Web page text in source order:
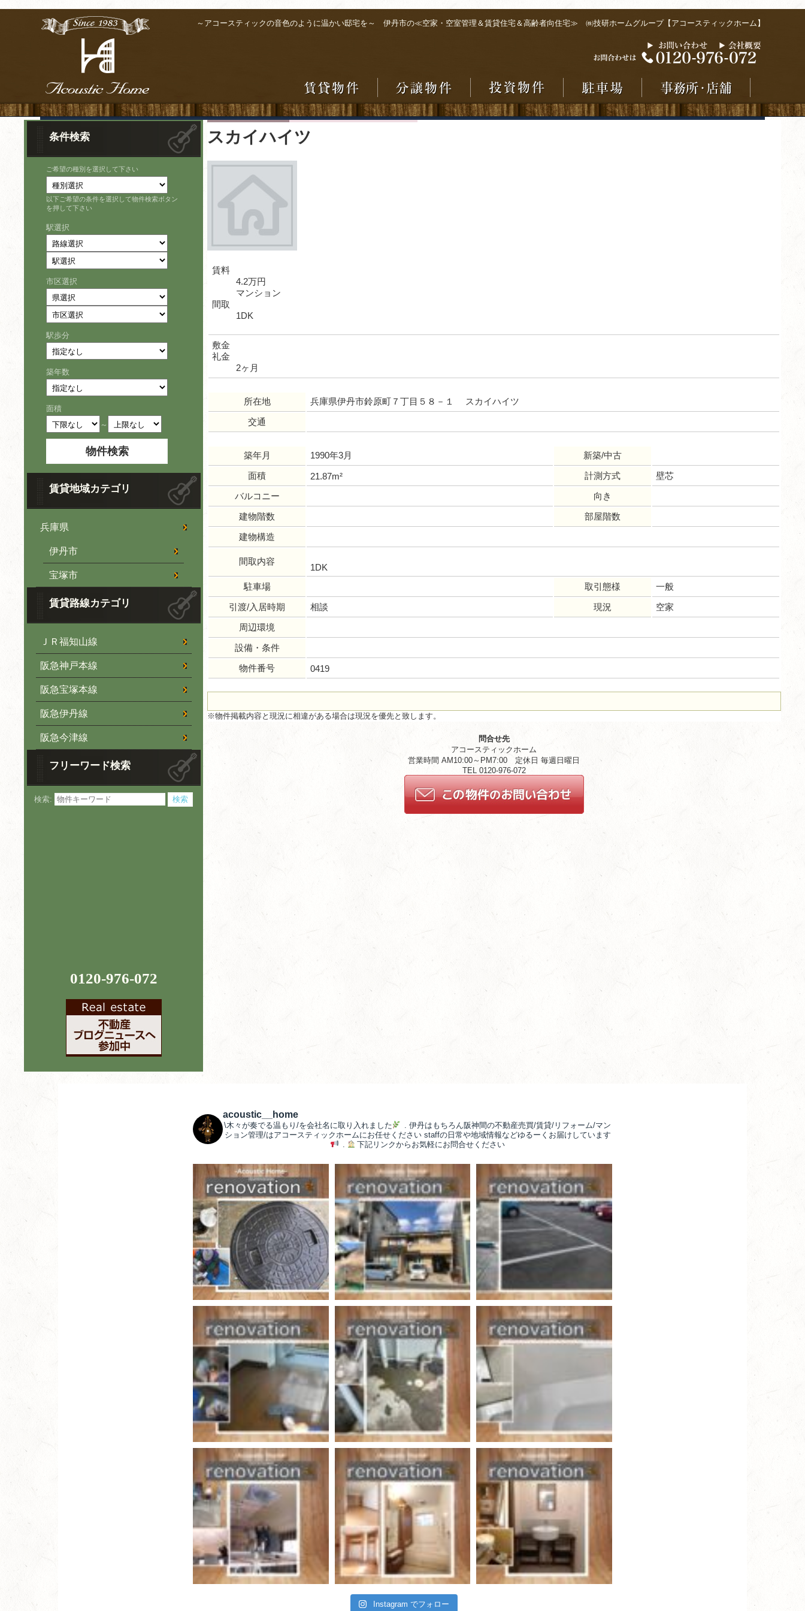
～アコースティックの音色のように温かい邸宅を～ 伊丹市の≪空家・空室管理＆賃貸住宅＆高齢者向住宅≫ ㈱技研ホームグループ【アコースティックホーム】
条件検索
ご希望の種別を選択して下さい
以下ご希望の条件を選択して物件検索ボタン
を押して下さい
駅選択
市区選択
駅歩分
築年数
面積
～
賃貸地域カテゴリ
兵庫県
伊丹市
宝塚市
賃貸路線カテゴリ
ＪＲ福知山線
阪急神戸本線
阪急宝塚本線
阪急伊丹線
阪急今津線
フリーワード検索
検索:
0120-976-072
スカイハイツ
賃料
4.2万円
マンション
間取
1DK
敷金
礼金
2ヶ月
所在地
兵庫県伊丹市鈴原町７丁目５８－１ スカイハイツ
交通
築年月 1990年3月
新築/中古
面積
21.87m² 計測方式
壁芯
バルコニー
向き
建物階数
部屋階数
建物構造
間取内容
1DK
駐車場
取引態様
一般
引渡/入居時期
相談 現況
空家
周辺環境
設備・条件
物件番号
0419
※物件掲載内容と現況に相違がある場合は現況を優先と致します。
問合せ先
アコースティックホーム
営業時間 AM10:00～PM7:00 定休日 毎週日曜日
TEL 0120-976-072
acoustic__home
\木々が奏でる温もり/を会社名に取り入れました . 伊丹はもちろん阪神間の不動産売買/賃貸/リフォーム/マン
ション管理/はアコースティックホームにお任せくださいstaffの日常や地域情報などゆるーくお届けしています
.
下記リンクからお気軽にお問合せください
Instagram でフォロー